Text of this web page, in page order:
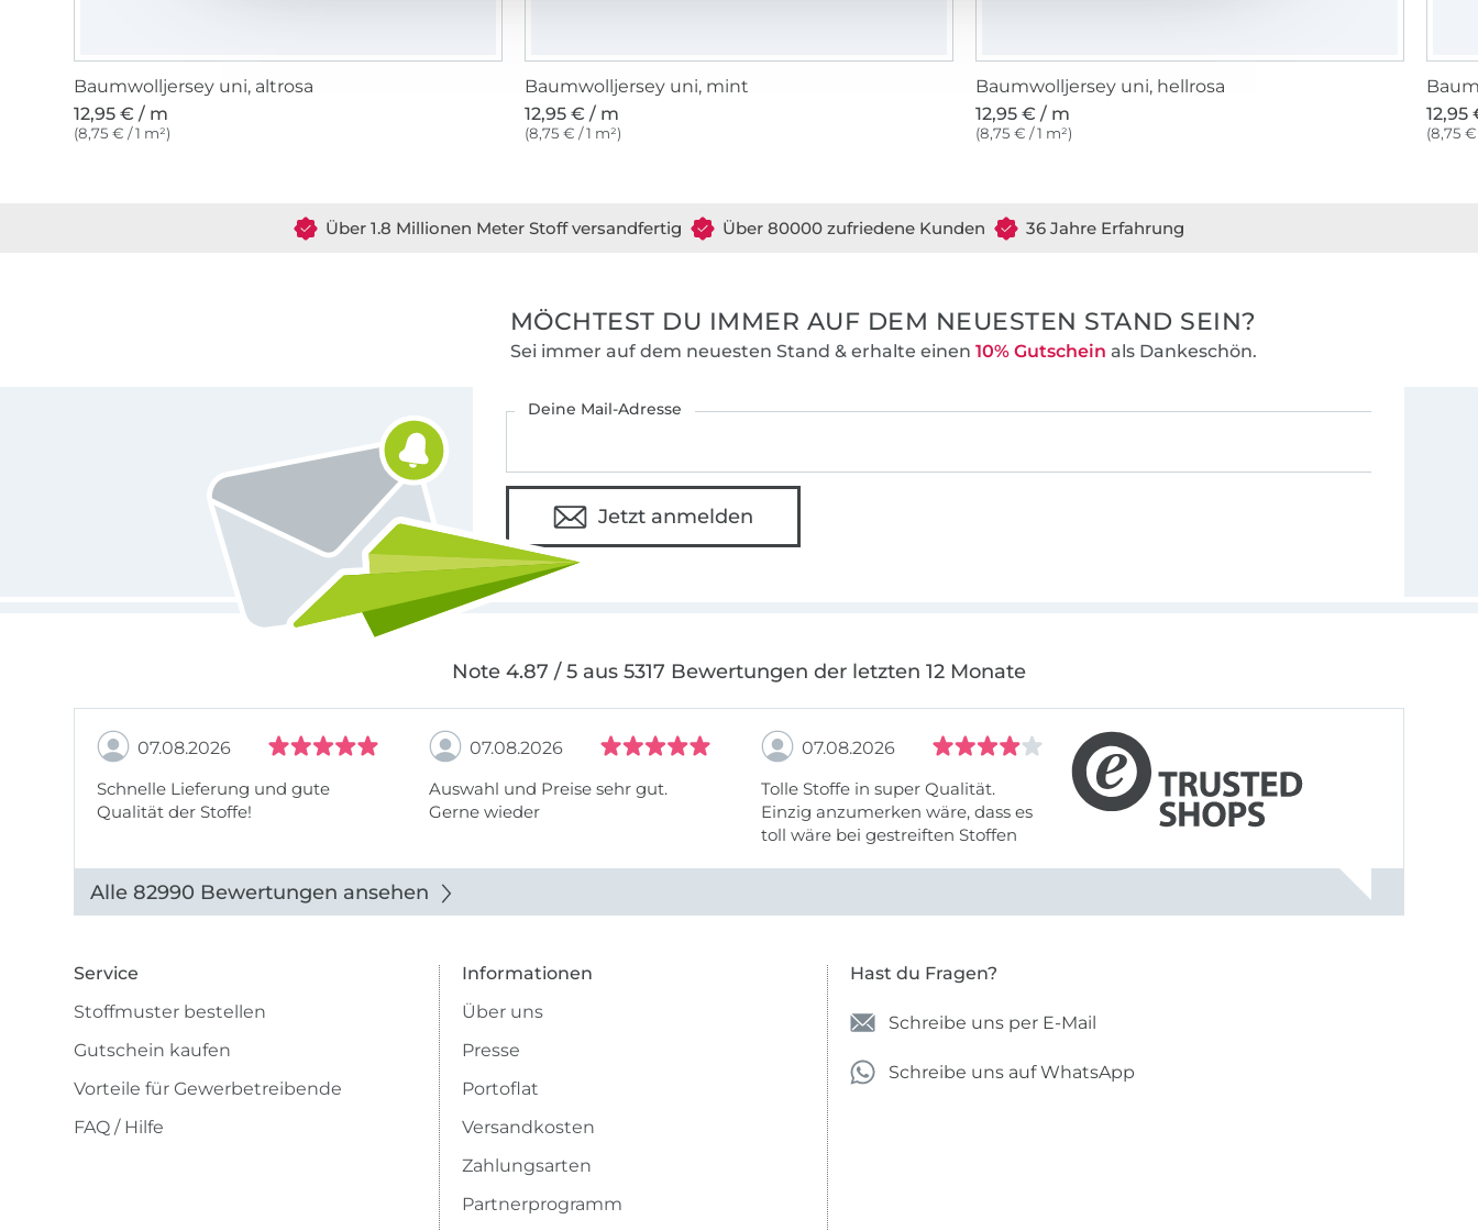
Baumwolljersey uni, altrosa
12,95 € / m
(8,75 € / 1 m²)
Baumwolljersey uni, mint
12,95 € / m
(8,75 € / 1 m²)
Baumwolljersey uni, hellrosa
12,95 € / m
(8,75 € / 1 m²)
12,95
(8,75 €
Über 1.8 Millionen Meter Stoff versandfertig Über 80000 zufriedene Kunden 36 Jahre Erfahrung
MÖCHTEST DU IMMER AUF DEM NEUESTEN STAND SEIN?
Sei immer auf dem neuesten Stand & erhalte einen 10% Gutschein als Dankeschön.
Deine Mail-Adresse
Jetzt anmelden
Note 4.87 / 5 aus 5317 Bewertungen der letzten 12 Monate
07.08.2026
Schnelle Lieferung und gute
Qualität der Stoffe!
07.08.2026
Auswahl und Preise sehr gut.
Gerne wieder
07.08.2026
Tolle Stoffe in super Qualität.
Einzig anzumerken wäre, dass es
toll wäre bei gestreiften Stoffen
Alle 82990 Bewertungen ansehen
Service
Stoffmuster bestellen
Gutschein kaufen
Vorteile für Gewerbetreibende
FAQ / Hilfe
Informationen
Über uns
Presse
Portoflat
Versandkosten
Zahlungsarten
Partnerprogramm
Hast du Fragen?
Schreibe uns per E-Mail
Schreibe uns auf WhatsApp